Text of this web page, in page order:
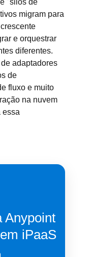
"silos de
migram para
e orquestrar
diferentes.
adaptadores
de
fluxo e muito
na nuvem
essa
Anypoint
iPaaS